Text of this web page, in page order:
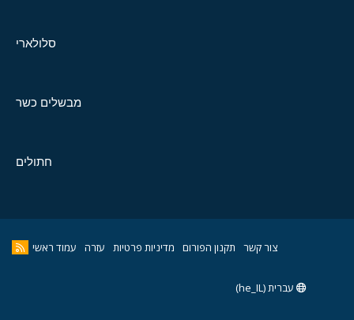
סלולארי
מבשלים כשר
חתולים
צור קשר תקנון הפורום מדיניות פרטיות עזרה עמוד ראשי
עברית (he_IL)